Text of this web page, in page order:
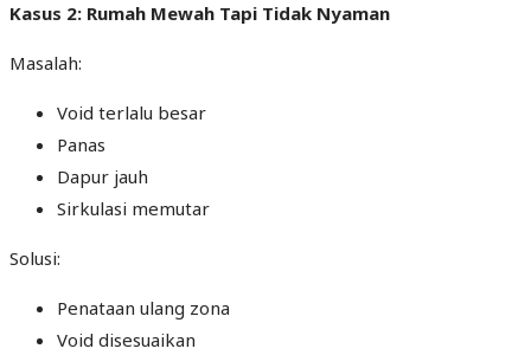
Kasus 2: Rumah Mewah Tapi Tidak Nyaman
Masalah:
Void terlalu besar
Panas
Dapur jauh
Sirkulasi memutar
Solusi:
Penataan ulang zona
Void disesuaikan